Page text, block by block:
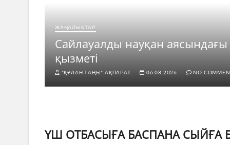
ЖАҢАЛЫҚТАР
Сайлауалды науқан
қызметі
"ҚҰЛАН ТАҢЫ" АҚПАРАТ. 06.08.2026 NO
ҮШ ОТБАСЫҒА БАСПАНА СЫЙҒА